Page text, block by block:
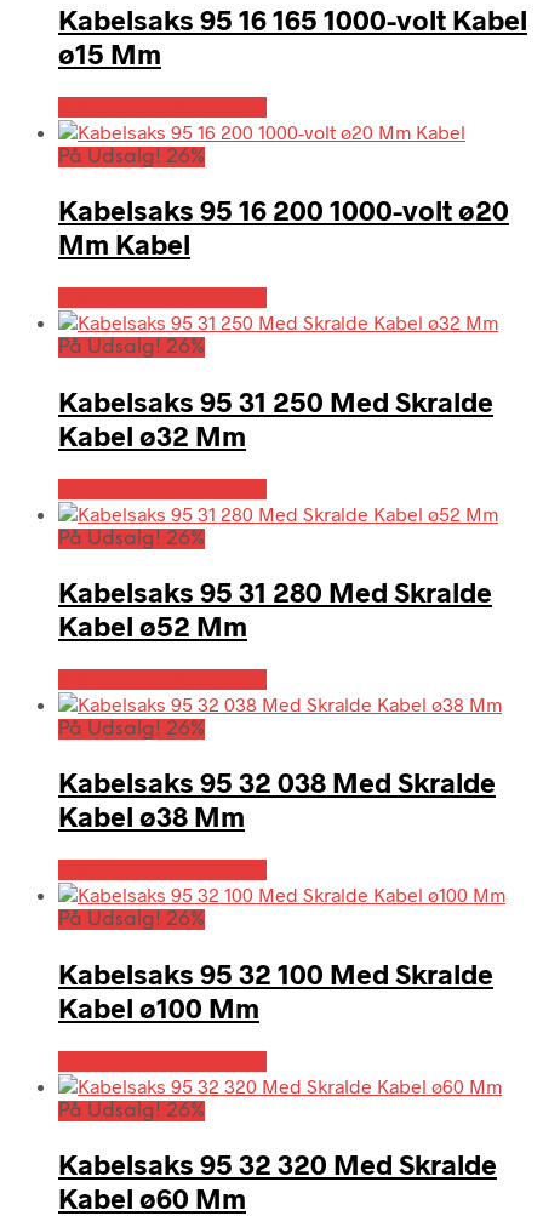
Kabelsaks 95 16 165 1000-volt Kabel
ø15 Mm
På Udsalg! 26%
Kabelsaks 95 16 200 1000-volt ø20
Mm Kabel
På Udsalg! 26%
Kabelsaks 95 31 250 Med Skralde
Kabel ø32 Mm
På Udsalg! 26%
Kabelsaks 95 31 280 Med Skralde
Kabel ø52 Mm
På Udsalg! 26%
Kabelsaks 95 32 038 Med Skralde
Kabel ø38 Mm
På Udsalg! 26%
Kabelsaks 95 32 100 Med Skralde
Kabel ø100 Mm
På Udsalg! 26%
Kabelsaks 95 32 320 Med Skralde
Kabel ø60 Mm